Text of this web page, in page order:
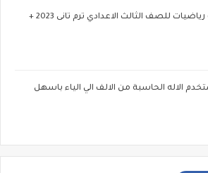
مراجعة رياضيات للصف الثالث الاعدادي ترم تانى 2023 +
الاله الحاسبة من الالف الي الياء باسهل